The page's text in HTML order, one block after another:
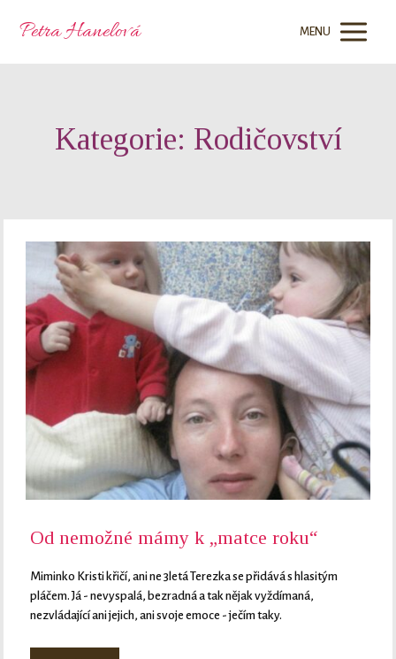
Petra Hanelová MENU
Kategorie: Rodičovství
Od nemožné mámy k „matce roku“
Miminko Kristi křičí, ani ne 3letá Terezka se přidává s hlasitým
pláčem. Já - nevyspalá, bezradná a tak nějak vyždímaná,
nezvládající ani jejich, ani svoje emoce - ječím taky.